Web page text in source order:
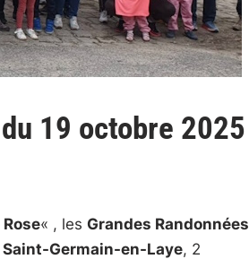
19 octobre 2025
« , les Grandes Randonnées
Saint-Germain-en-Laye, 2